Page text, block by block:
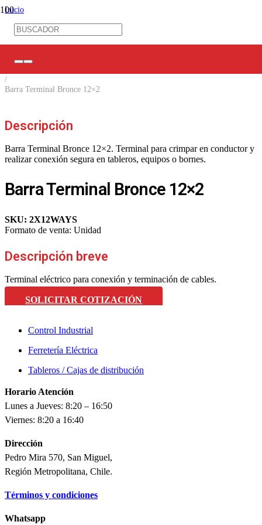
Inicio
Control Industrial
/
Barra Terminal Bronce 12×2
Descripción
Barra Terminal Bronce 12×2. Terminal para crimpar en conductor y
realizar conexión segura en tableros, equipos o bornes.
Barra Terminal Bronce 12×2
SKU: 2X12WAYS
Formato de venta: Unidad
Descripción breve
Terminal eléctrico para conexión y terminación de cables.
SOLICITAR COTIZACIÓN
Control Industrial
Ferretería Eléctrica
Tableros / Cajas de distribución
Horario Atención
Lunes a Jueves: 8:20 – 16:50
Viernes: 8:20 a 16:40
Dirección
Pedro Mira 570, San Miguel,
Región Metropolitana, Chile.
Términos y condiciones
Whatsapp